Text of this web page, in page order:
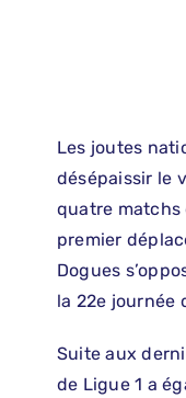
Les joutes
désépaissir le
quatre matchs
premier
Dogues
la 22e journée
Suite aux
de Ligue 1 a